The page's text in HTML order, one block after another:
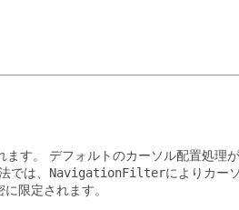
す。 デフォルトのカーソル配置処理
では、 NavigationFilterによりカー
限定されます。